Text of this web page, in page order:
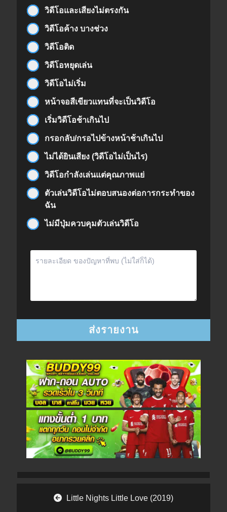
วิดีโอและเสียงไม่ตรงกัน
วิดีโอค้าง บางช่วง
วิดีโอติด
วิดีโอหยุดเล่น
วิดีโอไม่เริ่ม
หน้าจอสีเขียวแทนที่จะเป็นวิดีโอ
เริ่มวิดีโอช้าเกินไป
กรอกลับ/กรอไปข้างหน้าช้าเกินไป
ไม่ได้ยินเสียง (วิดีโอไม่เป็นไร)
วิดีโอกำลังเล่นแต่คุณภาพแย่
ตัวเล่นวิดีโอไม่ตอบสนองต่อการกระทำของ
ฉัน
ไม่มีปุ่มควบคุมตัวเล่นวิดีโอ
Post navigationLittle Nights Little Love (2019)